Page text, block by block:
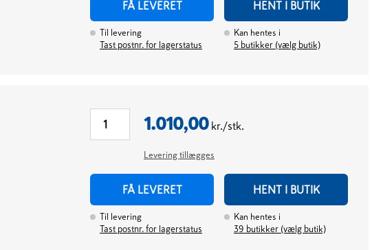
FÅ LEVERET HENT I BUTIK
Til levering
Tast postnr. for lagerstatus
Kan hentes i
5 butikker (vælg butik)
1.010,00 kr./stk.
Levering tillægges
FÅ LEVERET HENT I BUTIK
Til levering
Tast postnr. for lagerstatus
Kan hentes i
39 butikker (vælg butik)